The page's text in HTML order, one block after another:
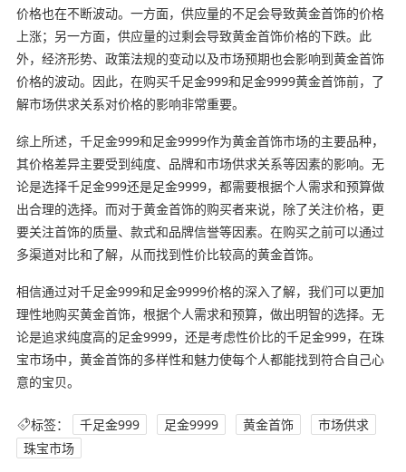
价格也在不断波动。一方面，供应量的不足会导致黄金首饰的价格
上涨；另一方面，供应量的过剩会导致黄金首饰价格的下跌。此
外，经济形势、政策法规的变动以及市场预期也会影响到黄金首饰
价格的波动。因此，在购买千足金999和足金9999黄金首饰前，了
解市场供求关系对价格的影响非常重要。
综上所述，千足金999和足金9999作为黄金首饰市场的主要品种，
其价格差异主要受到纯度、品牌和市场供求关系等因素的影响。无
论是选择千足金999还是足金9999，都需要根据个人需求和预算做
出合理的选择。而对于黄金首饰的购买者来说，除了关注价格，更
要关注首饰的质量、款式和品牌信誉等因素。在购买之前可以通过
多渠道对比和了解，从而找到性价比较高的黄金首饰。
相信通过对千足金999和足金9999价格的深入了解，我们可以更加
理性地购买黄金首饰，根据个人需求和预算，做出明智的选择。无
论是追求纯度高的足金9999，还是考虑性价比的千足金999，在珠
宝市场中，黄金首饰的多样性和魅力使每个人都能找到符合自己心
意的宝贝。
标签： 千足金999 足金9999 黄金首饰
市场供求
珠宝市场